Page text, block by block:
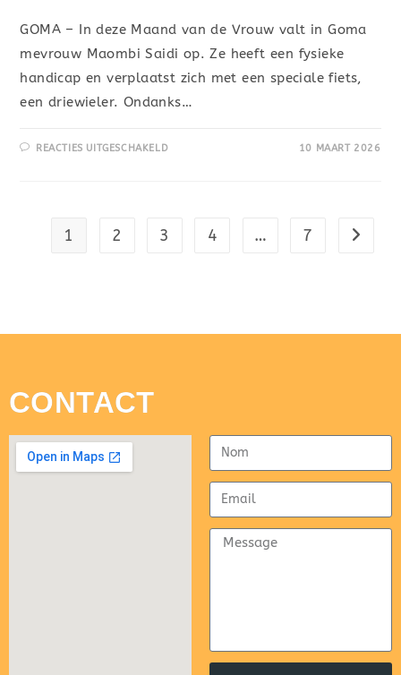
GOMA – In deze Maand van de Vrouw valt in Goma
mevrouw Maombi Saidi op. Ze heeft een fysieke
handicap en verplaatst zich met een speciale fiets,
een driewieler. Ondanks…
REACTIES UITGESCHAKELD 10 MAART 2026
1 2 3 4 … 7
CONTACT